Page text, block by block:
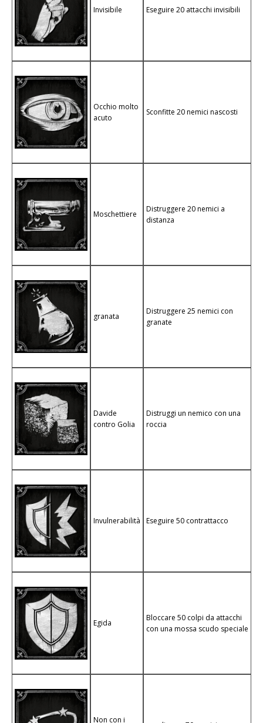
Invisibile Eseguire 20 attacchi invisibili
Occhio molto
acuto
Sconfitte 20 nemici nascosti
Moschettiere
Distruggere 20 nemici a
distanza
granata
Distruggere 25 nemici con
granate
Davide
contro Golia
Distruggi un nemico con una
roccia
Invulnerabilità Eseguire 50 contrattacco
Egida
Bloccare 50 colpi da attacchi
con una mossa scudo speciale
Non con i